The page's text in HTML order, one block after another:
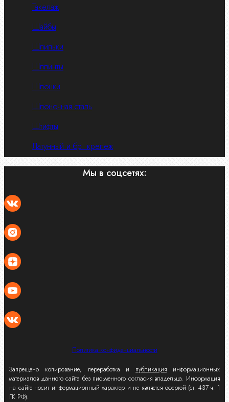
Такелаж
Шайбы
Шпильки
Шплинты
Шпонки
Шпоночная сталь
Штифты
Латунный и бр. крепеж
Мы в соцсетях:
Политика конфиденциальности
Запрещено копирование, переработка и публикация информационных
материалов данного сайта без письменного согласия владельца. Информация
на сайте носит информационный характер и не является офертой (ст. 437 ч. 1
ГК РФ).